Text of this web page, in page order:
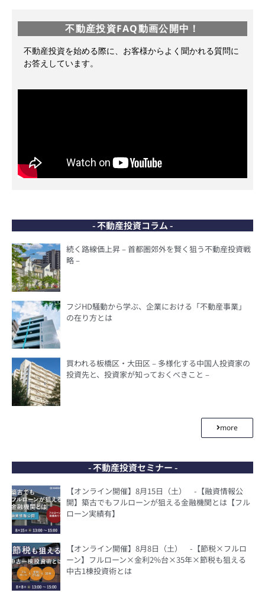
不動産投資FAQ動画公開中！
不動産投資を始める際に、お客様からよく聞かれる質問に
お答えしています。
- 不動産投資コラム -
続く路線価上昇 – 首都圏郊外を賢く狙う不動産投資戦
略 –
フジHD騒動から学ぶ、企業における「不動産事業」
の在り方とは
買われる板橋区・大田区 – 多様化する中国人投資家の
投資先と、投資家が知っておくべきこと –
more
- 不動産投資セミナー -
【オンライン開催】8月15日（土） -【融資情報公
開】築古でもフルローンが狙える金融機関とは【フル
ローン実績有】
【オンライン開催】8月8日（土） -【節税×フルロ
ーン】フルローン×金利2%台×35年×節税も狙える
中古1棟投資術とは